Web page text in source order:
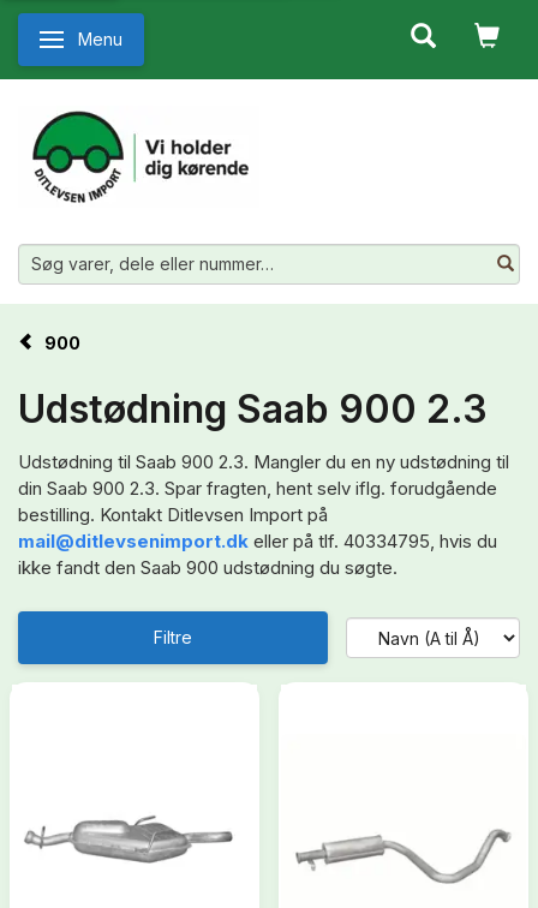
Skifte navigation
Menu
900
Udstødning Saab 900 2.3
Udstødning til Saab 900 2.3. Mangler du en ny udstødning til
din Saab 900 2.3. Spar fragten, hent selv iflg. forudgående
bestilling. Kontakt Ditlevsen Import på
mail@ditlevsenimport.dk eller på tlf. 40334795, hvis du
ikke fandt den Saab 900 udstødning du søgte.
Filtre